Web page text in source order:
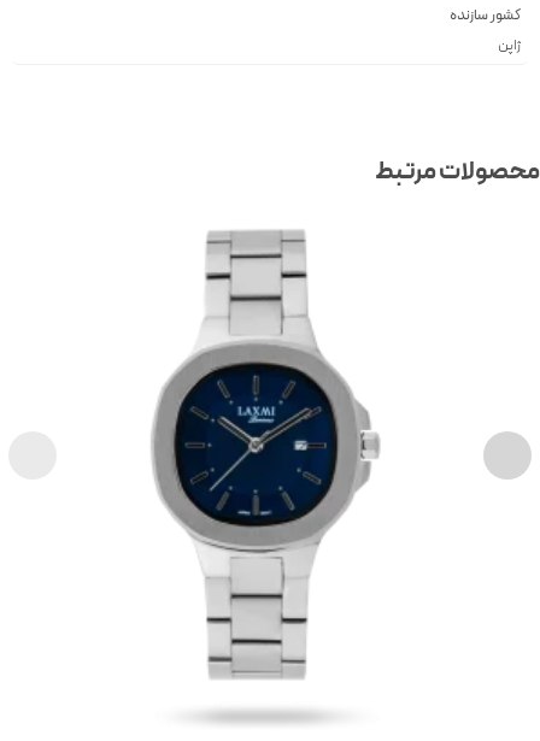
کشور سازنده
ژاپن
مرتبط